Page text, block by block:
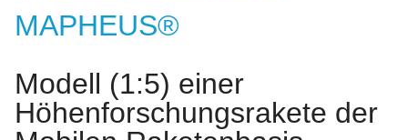
MAPHEUS®
Modell (1:5) einer
Höhenforschungsrakete der